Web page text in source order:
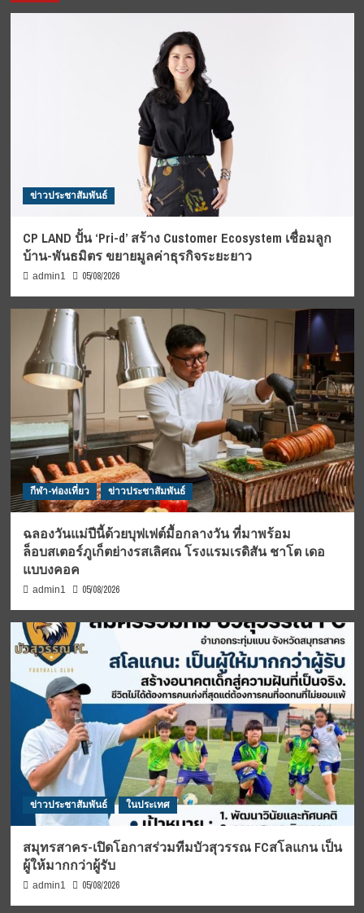
ข่าวประชาสัมพันธ์
CP LAND ปั้น ‘Pri-d’ สร้าง Customer Ecosystem เชื่อมลูก
บ้าน-พันธมิตร ขยายมูลค่าธุรกิจระยะยาว
admin1 05/08/2026
กีฬา-ท่องเที่ยว ข่าวประชาสัมพันธ์
ฉลองวันแม่ปีนี้ด้วยบุฟเฟต์มื้อกลางวัน ที่มาพร้อม
ล็อบสเตอร์ภูเก็ตย่างรสเลิศณ โรงแรมเรดิสัน ชาโต เดอ
แบบงคอค
admin1 05/08/2026
ข่าวประชาสัมพันธ์ ในประเทศ
สมุทรสาคร-เปิดโอกาสร่วมทีมบัวสุวรรณ FCสโลแกน เป็น
ผู้ให้มากกว่าผู้รับ
admin1 05/08/2026